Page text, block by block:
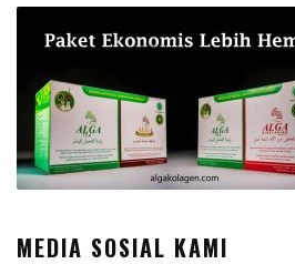
MEDIA SOSIAL KAMI